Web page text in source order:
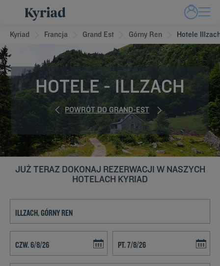
Kyriad Francja Grand Est Górny Ren Hotele
HOTELE - ILLZACH
POWRÓT DO GRAND-EST
JUŻ TERAZ DOKONAJ REZERWACJI W NASZYCH
HOTELACH KYRIAD